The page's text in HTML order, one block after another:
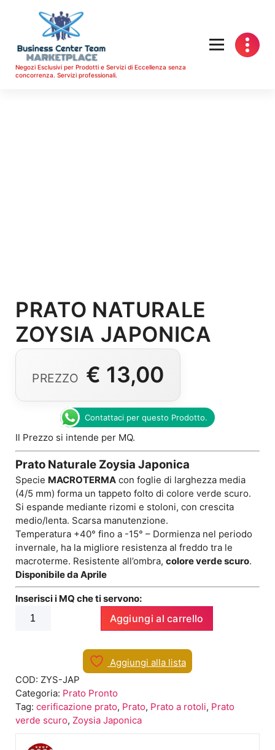
contenuto
Negozi Esclusivi per Prodotti e Servizi di Eccellenza senza
concorrenza. Servizi professionali.
PRATO NATURALE
ZOYSIA JAPONICA
€ 13,00
Contattaci per questo Prodotto.
Il Prezzo si intende per MQ.
Prato Naturale Zoysia Japonica
Specie MACROTERMA con foglie di larghezza media
(4/5 mm) forma un tappeto folto di colore verde scuro.
Si espande mediante rizomi e stoloni, con crescita
medio/lenta. Scarsa manutenzione.
Temperatura +40° fino a -15° – Dormienza nel periodo
invernale, ha la migliore resistenza al freddo tra le
macroterme. Resistente all’ombra, colore verde scuro.
Disponibile da Aprile
Inserisci i MQ che ti servono:
Prato
Naturale
Aggiungi al carrello
Aggiungi alla lista
COD: ZYS-JAP
Categoria: Prato Pronto
Tag: cerificazione prato, Prato, Prato a rotoli, Prato
verde scuro, Zoysia Japonica